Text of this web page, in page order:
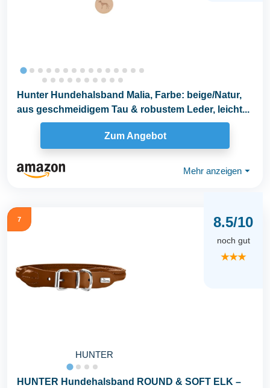
Hunter Hundehalsband Malia, Farbe: beige/Natur,
aus geschmeidigem Tau & robustem Leder, leicht...
Zum Angebot
Mehr anzeigen ⏷
7
HUNTER
8.5/10
noch gut
★★★
HUNTER Hundehalsband ROUND & SOFT ELK –